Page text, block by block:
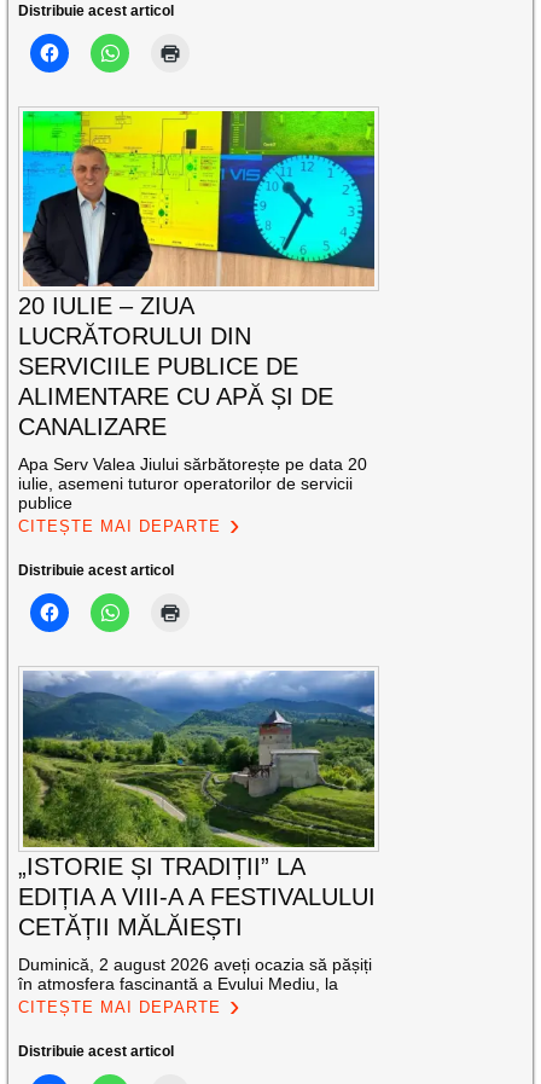
Distribuie acest articol
20 IULIE – ZIUA
LUCRĂTORULUI DIN
SERVICIILE PUBLICE DE
ALIMENTARE CU APĂ ȘI DE
CANALIZARE
Apa Serv Valea Jiului sărbătorește pe data 20
iulie, asemeni tuturor operatorilor de servicii
publice
CITEȘTE MAI DEPARTE
Distribuie acest articol
„ISTORIE ȘI TRADIȚII” LA
EDIȚIA A VIII-A A FESTIVALULUI
CETĂȚII MĂLĂIEȘTI
Duminică, 2 august 2026 aveți ocazia să pășiți
în atmosfera fascinantă a Evului Mediu, la
CITEȘTE MAI DEPARTE
Distribuie acest articol